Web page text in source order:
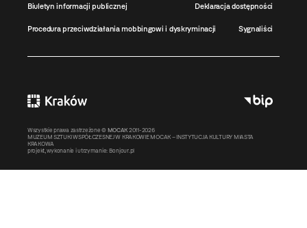
Biuletyn informacji publicznej Deklaracja dostępności
Procedura przeciwdziałania mobbingowi i dyskryminacji Sygnaliści
Wszystkie prawa zastrzeżone © MOCAK 2011-2026
MUZEUM SZTUKI WSPÓŁCZESNEJ W KRAKOWIE MOCAK – INSTYTUCJA KULTURY MIASTA
KRAKOWA
projekt, wykonanie i utrzymanie: Bonjour.pl